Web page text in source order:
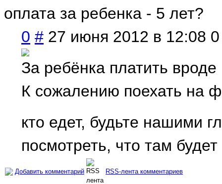
оплата за ребенка - 5 лет?
0 # 27 июня 2012 в 12:08 0
За ребёнка платить
К сожалению поехать на
кто едет, будьте нашими
посмотреть, что там
Добавить комментарий RSS-лента комментариев